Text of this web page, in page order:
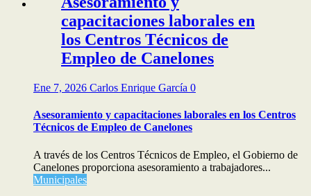
capacitaciones laborales en
los Centros Técnicos de
Empleo de Canelones
Ene 7, 2026 Carlos Enrique García 0
Asesoramiento y capacitaciones laborales en los Centros
Técnicos de Empleo de Canelones
A través de los Centros Técnicos de Empleo, el Gobierno de
Canelones proporciona asesoramiento a trabajadores...
Municipales